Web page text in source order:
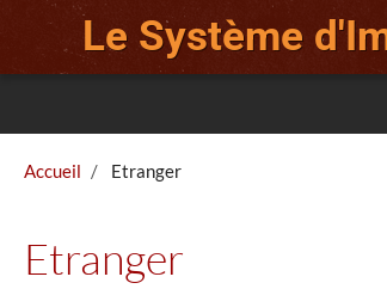
Le Système
Accueil Etranger
Etranger